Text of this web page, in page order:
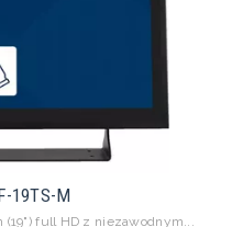
19TS-M
full HD z niezawodnym...